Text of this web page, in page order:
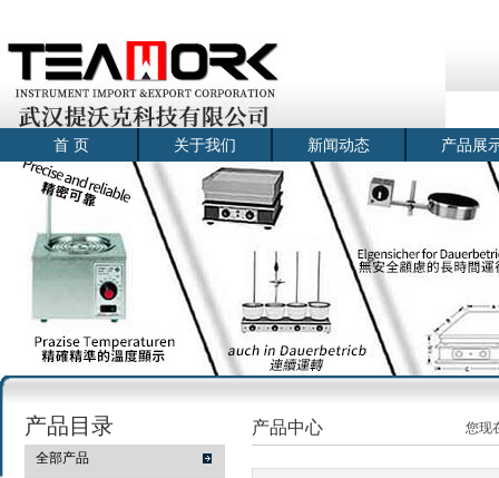
首 页 关于我们 新闻动态 产品展
产品目录
全部产品
产品中心 您现